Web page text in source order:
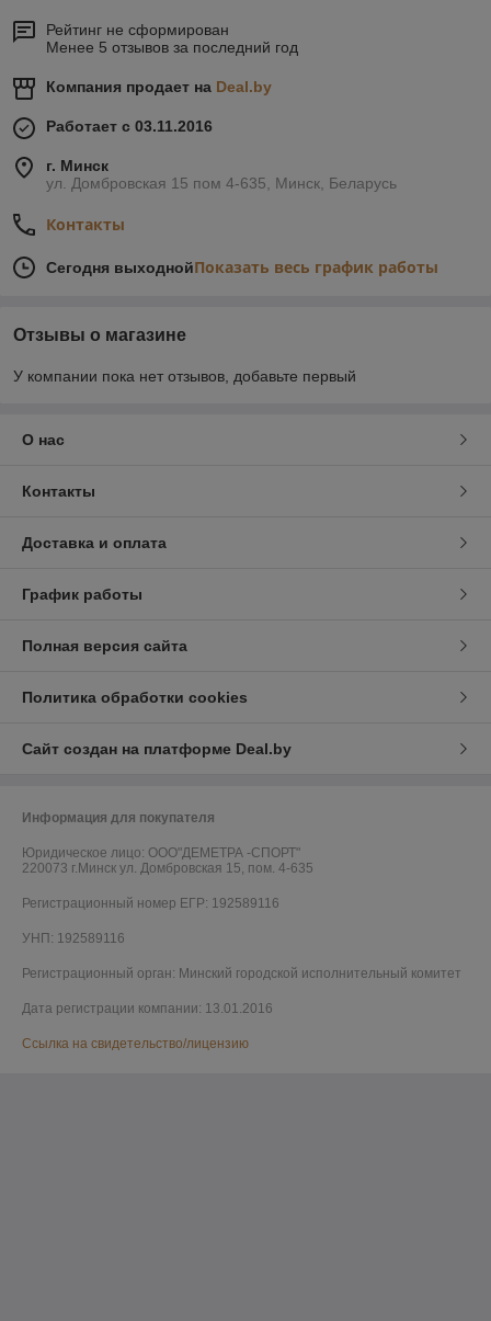
Рейтинг не сформирован
Менее 5 отзывов за последний год
Компания продает на Deal.by
Работает с 03.11.2016
г. Минск
ул. Домбровская 15 пом 4-635, Минск, Беларусь
Контакты
Сегодня выходнойПоказать весь график работы
Отзывы о магазине
У компании пока нет отзывов, добавьте первый
О нас
Контакты
Доставка и оплата
График работы
Полная версия сайта
Политика обработки cookies
Сайт создан на платформе Deal.by
Информация для покупателя
Юридическое лицо: ООО"ДЕМЕТРА -СПОРТ"
220073 г.Минск ул. Домбровская 15, пом. 4-635
Регистрационный номер ЕГР: 192589116
УНП: 192589116
Регистрационный орган: Минский городской исполнительный комитет
Дата регистрации компании: 13.01.2016
Ссылка на свидетельство/лицензию